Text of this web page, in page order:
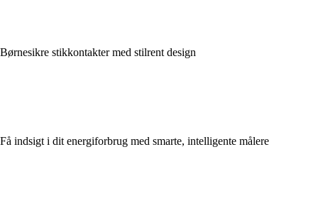
Børnesikre stikkontakter med stilrent design
Få indsigt i dit energiforbrug med smarte, intelligente målere